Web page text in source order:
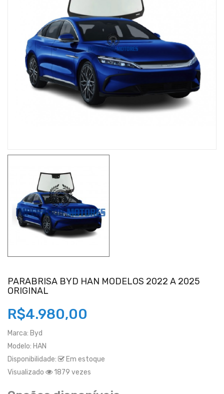
PARABRISA BYD HAN MODELOS 2022 A 2025
ORIGINAL
R$4.980,00
Marca: Byd
Modelo: HAN
Disponibilidade:
Em estoque
Visualizado
1879 vezes